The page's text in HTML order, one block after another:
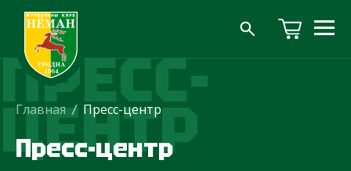
ПРЕСС-
ЦЕНТР
Главная / Пресс-центр
Пресс-центр